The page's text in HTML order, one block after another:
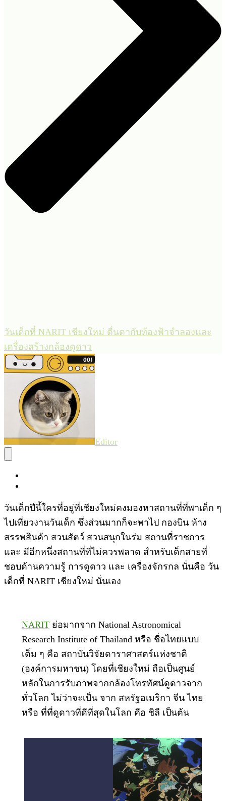
วันเด็กที่ NARIT เชียงใหม่ ตื่นตากับท้องฟ้าจำลองและ
เครื่องสร้างกล้องดูดาว
Editor
วันเด็กปีนี้ใครที่อยู่ที่เชียงใหม่คงมองหาสถานที่ที่พาเด็ก ๆ
ไปเที่ยวงานวันเด็ก ซึ่งส่วนมากก็จะพาไป กองบิน ห้าง
สรรพสินค้า สวนสัตว์ สวนสนุกในร่ม สถานที่ราชการ
และ มีอีกหนึ่งสถานที่ที่ไม่ควรพลาด สำหรับเด็กสายที่
ชอบด้านความรู้ การดูดาว และ เครื่องจักรกล นั่นคือ วัน
เด็กที่ NARIT เชียงใหม่ นั่นเอง
NARITย่อมากจาก National Astronomical
Research Institute of Thailand หรือ ชื่อไทยแบบ
เต็ม ๆ คือ สถาบันวิจัยดาราศาสตร์แห่งชาติ
(องค์การมหาชน) โดยที่เชียงใหม่ ถือเป็นศูนย์
หลักในการรับภาพจากกล้องโทรทัศน์ดูดาวจาก
ทั่วโลก ไม่ว่าจะเป็น จาก สหรัฐอเมริกา จีน ไทย
หรือ ที่ที่ดูดาวที่ดีที่สุดในโลก คือ ชิลี เป็นต้น